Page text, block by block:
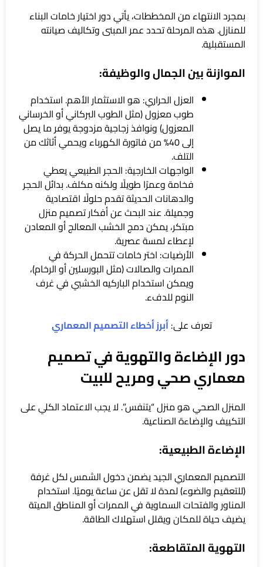
بمجرد الانتهاء من المخططات، يأتي دور اختيار خامات البناء
للمنازل. هذه المرحلة تحدد عمر المبنى وتكاليف صيانته
المستقبلية.
الموازنة بين الجمال والوظيفة:
العزل الحراري: هو الاستثمار الأهم. استخدام
طوب معزول (مثل الطوب البركاني أو الخرساني
المعزول) ونوافذ زجاجية مزدوجة يوفر ما يصل
إلى 40% من فاتورة الكهرباء ويحمي أثاثك من
التلف.
الواجهات الخارجية: الحجر الطبيعي يعطي
فخامة وعمرًا طويلًا ولكنه مكلف. بدائل الحجر
والدهانات الحديثة تقدم حلولًا اقتصادية
وجميلة. عند البحث عن أفكار تصميم منزل
مبتكر، يمكن دمج الخشب المعالج أو المعادن
لإعطاء لمسة عصرية.
الأرضيات: اختر خامات تتحمل الحركة في
الممرات والصالات (مثل البورسلين أو الرخام)،
ويمكن استخدام الباركيه الخشبي في غرف
النوم للدفء.
تعرف على:أبرز أخطاء التصميم المعماري
دور الإضاءة والتهوية في تصميم
معماري صحي ومريح للبيت
المنزل الصحي هو منزل “يتنفس”. لا يجب الاعتماد الكلي على
التكييف والإضاءة الصناعية.
الإضاءة الطبيعية:
التصميم المعماري الجيد يضمن دخول الشمس لكل غرفة
(للتعقيم والضوء) لمدة لا تقل عن ساعة يوميًا. استخدام
المناور والفتحات السماوية في الممرات أو المناطق الميتة
يضيف حياة للمكان ويقلل استهلاك الطاقة.
التهوية المتقاطعة: